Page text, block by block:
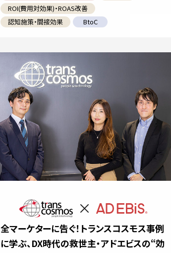
ROI(費用対効果)・ROAS改善
認知施策・間接効果
BtoC
全マーケターに告ぐ！トランスコスモス事例
に学ぶ、DX時代の救世主・アドエビスの“効